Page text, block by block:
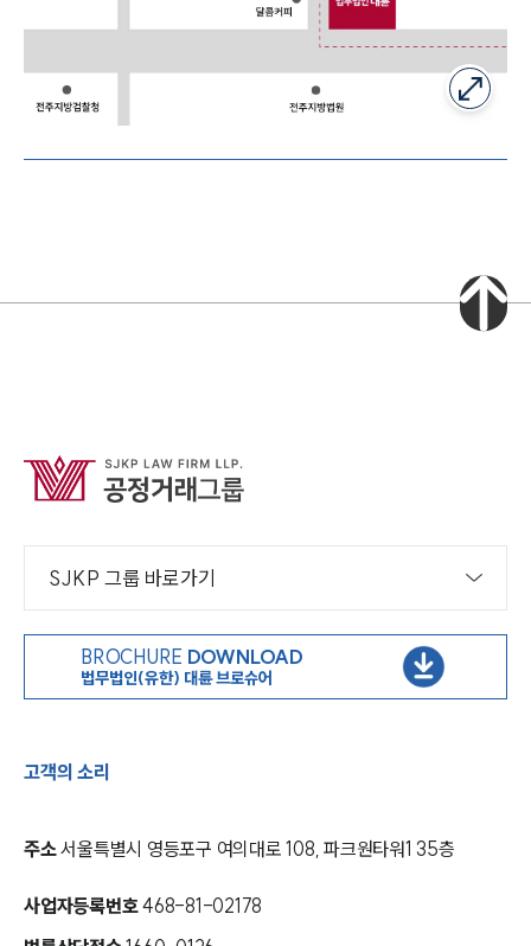
SJKP 그룹 바로가기
BROCHURE DOWNLOAD
법무법인(유한) 대륜 브로슈어
고객의 소리
주소서울특별시 영등포구 여의대로 108, 파크원타워1 35층
사업자등록번호468-81-02178